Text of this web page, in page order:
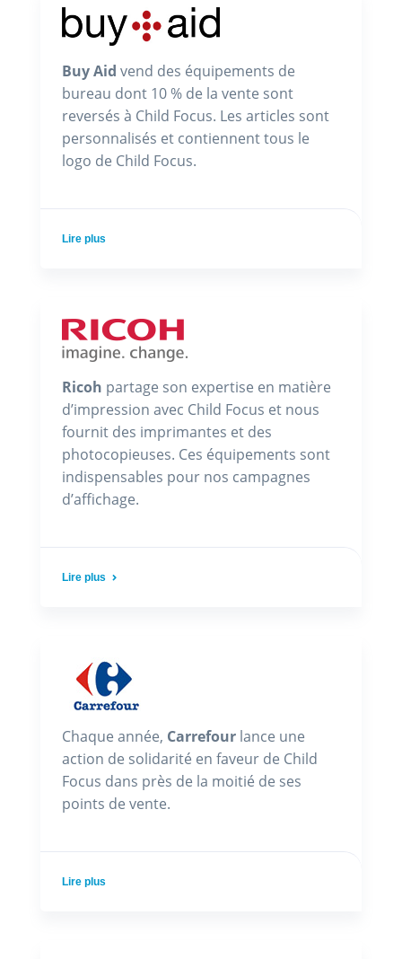
Buy Aid vend des équipements de
bureau dont 10 % de la vente sont
reversés à Child Focus. Les articles sont
personnalisés et contiennent tous le
logo de Child Focus.
Lire plus
Ricoh partage son expertise en matière
d’impression avec Child Focus et nous
fournit des imprimantes et des
photocopieuses. Ces équipements sont
indispensables pour nos campagnes
d’affichage.
Lire plus
Chaque année, Carrefour lance une
action de solidarité en faveur de Child
Focus dans près de la moitié de ses
points de vente.
Lire plus